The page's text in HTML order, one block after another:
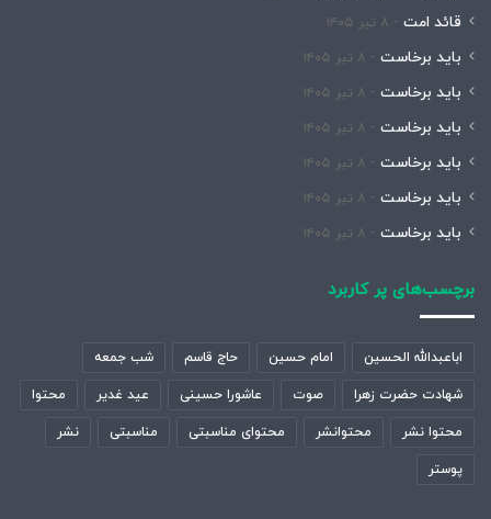
قائد امت ۸ تیر ۱۴۰۵
باید برخاست ۸ تیر ۱۴۰۵
باید برخاست ۸ تیر ۱۴۰۵
باید برخاست ۸ تیر ۱۴۰۵
باید برخاست ۸ تیر ۱۴۰۵
باید برخاست ۸ تیر ۱۴۰۵
باید برخاست ۸ تیر ۱۴۰۵
برچسب‌های پر کاربرد
اباعبدالله الحسین امام حسین حاج قاسم شب جمعه
شهادت حضرت زهرا صوت عاشورا حسینی عید غدیر محتوا
محتوا نشر محتوانشر محتوای مناسبتی مناسبتی نشر
پوستر